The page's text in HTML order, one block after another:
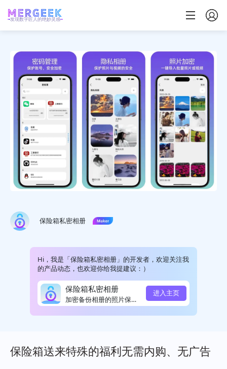
发现数字匠人的绝妙灵感
保险箱私密相册
Hi，我是「保险箱私密相册」的开发者，欢迎关注我
的产品动态，也欢迎你给我提建议：）
保险箱私密相册
加密备份相册的照片保险箱云...
进入主页
保险箱送来特殊的福利无需内购、无广告